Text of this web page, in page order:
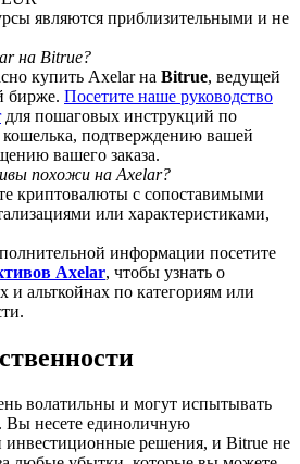
to Share 25000 USDT prize pool!
Win
prize pool
Users
Win 500,000 USDT
являются приблизительными и не
на Bitrue?
купить Axelar на Bitrue, ведущей
бирже. Посетите наше руководство
для пошаговых инструкций по
кошелька, подтверждению вашей
вашего заказа.
похожи на Axelar?
криптовалюты с сопоставимыми
или характеристиками,
информации посетите
Axelar, чтобы узнать о
и альткойнах по категориям или
волатильны и могут испытывать
Вы несете единоличную
инвестиционные решения, и Bitrue не